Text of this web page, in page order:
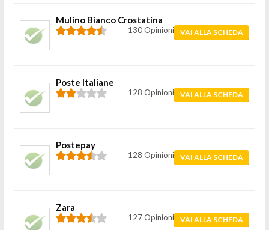
Mulino Bianco Crostatina
130 Opinioni VAI ALLA SCHEDA
Poste Italiane
128 Opinioni VAI ALLA SCHEDA
Postepay
128 Opinioni VAI ALLA SCHEDA
Zara
127 Opinioni VAI ALLA SCHEDA